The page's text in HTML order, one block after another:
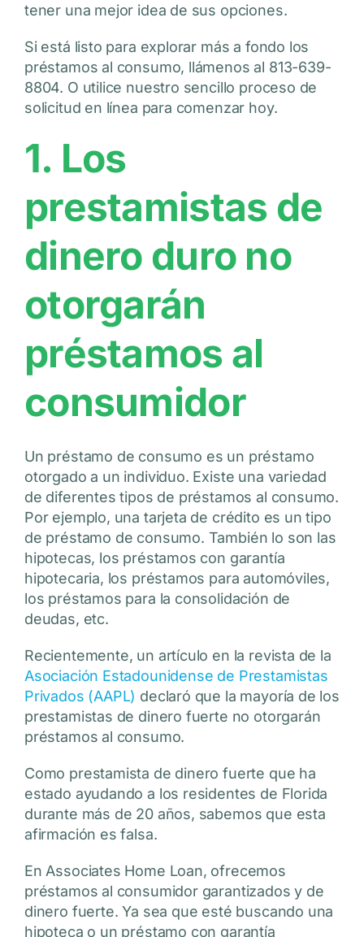
tener una mejor idea de sus opciones.
Si está listo para explorar más a fondo los
préstamos al consumo, llámenos al 813-639-
8804. O utilice nuestro sencillo proceso de
solicitud en línea para comenzar hoy.
1. Los
prestamistas de
dinero duro no
otorgarán
préstamos al
consumidor
Un préstamo de consumo es un préstamo
otorgado a un individuo. Existe una variedad
de diferentes tipos de préstamos al consumo.
Por ejemplo, una tarjeta de crédito es un tipo
de préstamo de consumo. También lo son las
hipotecas, los préstamos con garantía
hipotecaria, los préstamos para automóviles,
los préstamos para la consolidación de
deudas, etc.
Recientemente, un artículo en la revista de la
Asociación Estadounidense de Prestamistas
Privados (AAPL) declaró que la mayoría de los
prestamistas de dinero fuerte no otorgarán
préstamos al consumo.
Como prestamista de dinero fuerte que ha
estado ayudando a los residentes de Florida
durante más de 20 años, sabemos que esta
afirmación es falsa.
En Associates Home Loan, ofrecemos
préstamos al consumidor garantizados y de
dinero fuerte. Ya sea que esté buscando una
hipoteca o un préstamo con garantía